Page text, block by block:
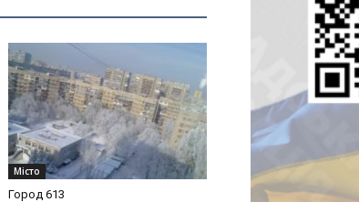
Місто
Город 613